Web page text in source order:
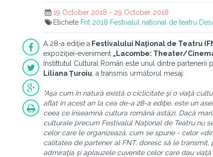
19 October 2018 - 29 October 2018
Etichete Fnt 2018 Festivalul national de teatru
A 28-a ediţie a Festivalului Naţional de Teatru
expoziţiei-eveniment „Lacombe: Theater/
Instittutul Cultural Român este unul dintre partenerii
Liliana Țuroiu , a transmis următorul mesaj:
Aşa cum în natură există o ciclicitate şi o viaţă
aflat în acest an la cea de-a 28-a ediţie, este un
ceea ce înseamnă cultura română astăzi. Dacă
culturale precum Festivalul Naţional de Teatru nu
celor care le organizează, cum se spune - celor
calitatea de partener al FNT, doresc să le
admiraţia şi aplauzele cuvenite celor care dau